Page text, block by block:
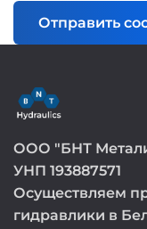
Отправить
ООО "БНТ
УНП 193887571
Осуществляем
гидравлики в